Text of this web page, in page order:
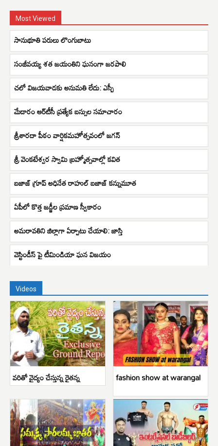
Most Viewed
సానుభూతి పరులు లొంగుబాటు
సంజీవయ్య శత జయంతిని ఘనంగా జరపాలి
చలో విజయవాడకు అనుమతి లేదు: ఎస్పీ
మేడారం ఆర్‌టీసీ ప్రత్యేక బస్సుల సమాచారం
శ్రీశారదా పీఠం వార్షికమహోత్సవంలో జగన్
శ్రీ వెంకటేశ్వర స్వామి బ్రహ్మోత్సవాల్లో కవిత
బజాజ్ గ్రూప్‌ అధినేత రాహుల్‌ బజాజ్‌ కన్నుమూత
ఏపీలో కొత్త జడ్జీల ప్రమాణ స్వీకారం
అమరావతిని జిల్లాగా ఏర్పాటు చేయాలి: జాస్తి
వెస్టిండీస్ పై టీమిండియా ఘన విజయం
Videos
వరితో వైద్యం చేస్తున్న రైతన్న fashion show at warangal